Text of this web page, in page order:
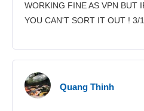
WORKING FINE AS VPN BUT
YOU CAN'T SORT IT OUT ! 3/
Quang Thinh